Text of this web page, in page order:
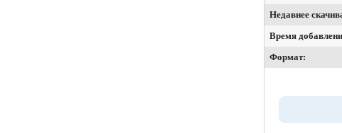
Недавнее
Время
Формат: